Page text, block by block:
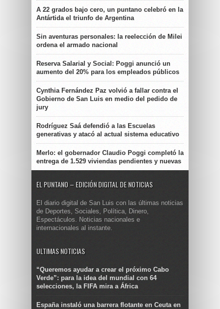
A 22 grados bajo cero, un puntano celebró en la
Antártida el triunfo de Argentina
Sin aventuras personales: la reelección de Milei
ordena el armado nacional
Reserva Salarial y Social: Poggi anunció un
aumento del 20% para los empleados públicos
Cynthia Fernández Paz volvió a fallar contra el
Gobierno de San Luis en medio del pedido de
jury
Rodríguez Saá defendió a las Escuelas
generativas y atacó al actual sistema educativo
Merlo: el gobernador Claudio Poggi completó la
entrega de 1.529 viviendas pendientes y nuevas
EL PUNTANO – EDICIÓN DIGITAL DE NOTICIAS
El diario digital de San Luis con las últimas noticias
de Deportes, Sociales, Política, Dinero,
Espectáculos. Noticias nacionales e
internacionales al instante.
ULTIMAS NOTICIAS
“Queremos ayudar a crear el próximo Cabo
Verde”: para la idea del mundial con 64
selecciones, la FIFA mira a África
España instaló una barrera flotante en Ceuta en